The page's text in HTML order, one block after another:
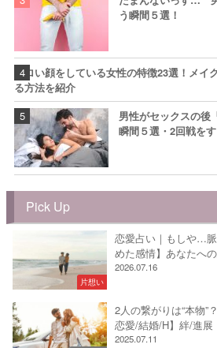
う瞬間５選！
エロい顔をしている女性の特徴23選！メイ
る方法を紹介
男性がセックスの後
瞬間５選・2回戦を
Pick Up
片想い
恋愛占い｜もしや…
めた感情】あなたへ
2026.07.16
2人の繋がりは“本物
恋愛/結婚/H】絆/進展
2025.07.11